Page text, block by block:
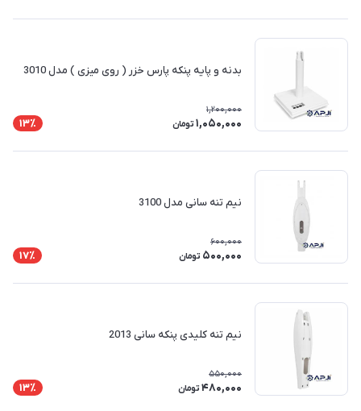
بدنه و پایه پنکه پارس خزر ( روی میزی ) مدل 3010
1,200,000
1,050,000 تومان 13٪
نیم تنه سانی مدل 3100
600,000
500,000 تومان 17٪
نیم تنه کلیدی پنکه سانی 2013
550,000
480,000 تومان 13٪